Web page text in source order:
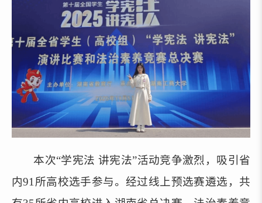
本次“学宪法 讲宪法”活动竞争激烈，吸引省
内91所高校选手参与。经过线上预选赛遴选，共